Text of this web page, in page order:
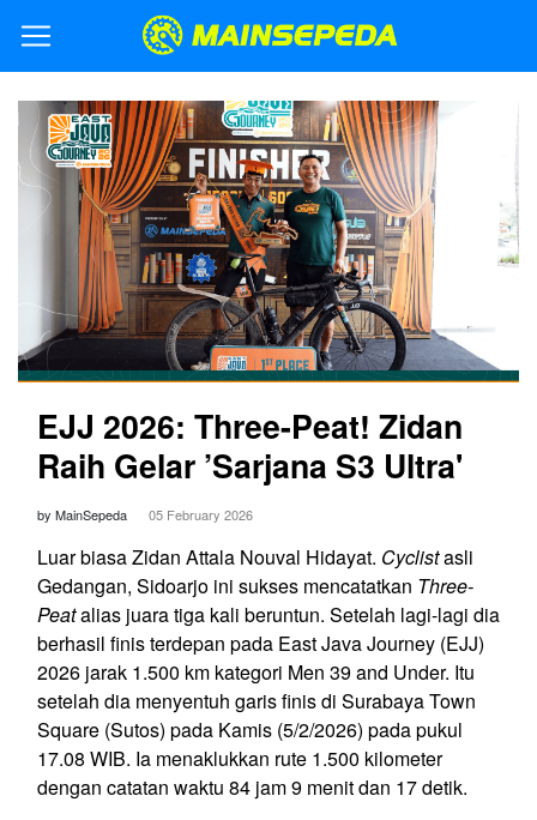
EJJ 2026: Three-Peat! Zidan
Raih Gelar ’Sarjana S3 Ultra'
by MainSepeda 05 February 2026
Luar biasa Zidan Attala Nouval Hidayat. Cyclistasli
Gedangan, Sidoarjo ini sukses mencatatkan Three-
Peatalias juara tiga kali beruntun. Setelah lagi-lagi dia
berhasil finis terdepan pada East Java Journey (EJJ)
2026 jarak 1.500 km kategori Men 39 and Under. Itu
setelah dia menyentuh garis finis di Surabaya Town
Square (Sutos) pada Kamis (5/2/2026) pada pukul
17.08 WIB. Ia menaklukkan rute 1.500 kilometer
dengan catatan waktu 84 jam 9 menit dan 17 detik.